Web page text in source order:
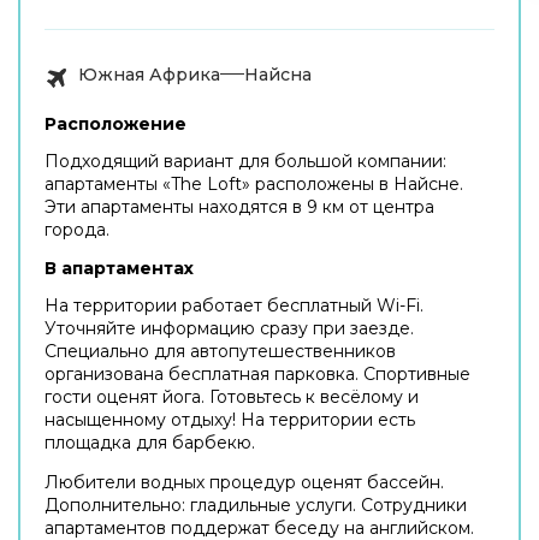
Южная Африка Найсна
Расположение
Подходящий вариант для большой компании:
апартаменты «The Loft» расположены в Найсне.
Эти апартаменты находятся в 9 км от центра
города.
В апартаментах
На территории работает бесплатный Wi-Fi.
Уточняйте информацию сразу при заезде.
Специально для автопутешественников
организована бесплатная парковка. Спортивные
гости оценят йога. Готовьтесь к весёлому и
насыщенному отдыху! На территории есть
площадка для барбекю.
Любители водных процедур оценят бассейн.
Дополнительно: гладильные услуги. Сотрудники
апартаментов поддержат беседу на английском.